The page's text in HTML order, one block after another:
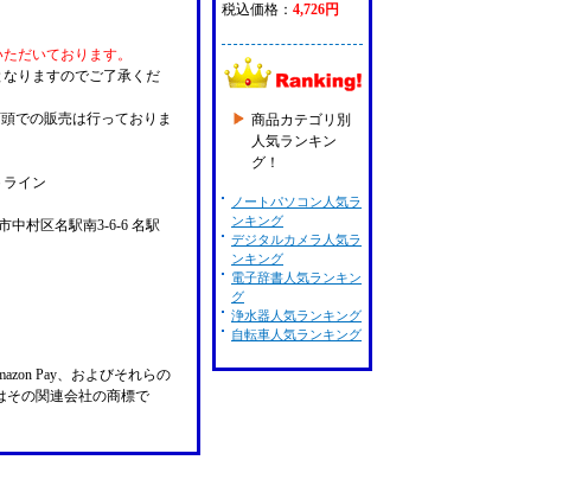
だいております。
なりますのでご了承くだ
での販売は行っておりま
イン
中村区名駅南3-6-6 名駅
Pay、およびそれらの
その関連会社の商標で
税込価格： 4,726円
商品カテゴリ別
人気ランキン
グ！
ノートパソコン人気ラ
ンキング
デジタルカメラ人気ラ
ンキング
電子辞書人気ランキン
グ
浄水器人気ランキング
自転車人気ランキング